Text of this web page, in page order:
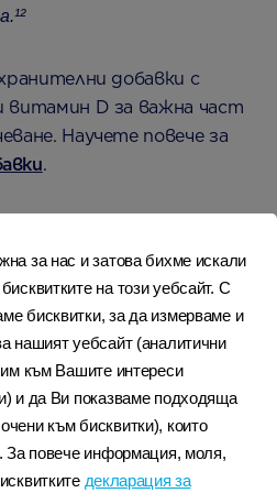
добавки с
витамин D за важна част
Научете повече за
.
диетата
с фолиева киселина
в период от поне
да заченете и в
триместър от
за нас и затова бихме искали
на този уебсайт. С
бисквитки, за да измерваме и
нашият уебсайт (аналитични
към Вашите интереси
и да Ви показваме подходяща
към бисквитки), които
За повече информация, моля,
декларация за